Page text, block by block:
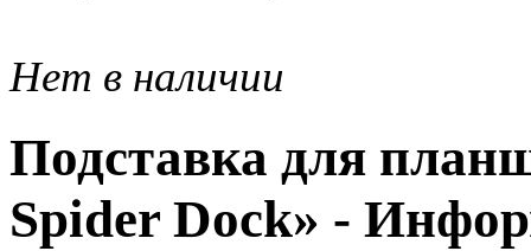
Нет в наличии
Подставка для
Spider Dock» -